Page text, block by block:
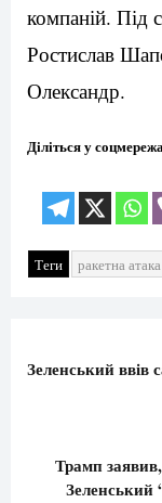
компаній. Під
Ростислав
Олександр.
Діліться у
Теги ракетна атака
Зеленський ввів
Трамп
Зеленський